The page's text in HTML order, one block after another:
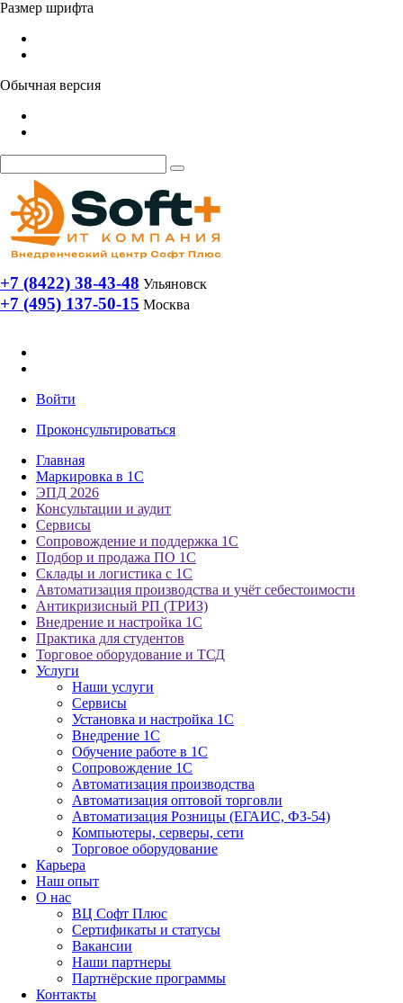
Размер шрифта
Обычная версия
+7 (8422) 38-43-48 Ульяновск
+7 (495) 137-50-15 Москва
Войти
Проконсультироваться
Главная
Маркировка в 1С
ЭПД 2026
Консультации и аудит
Сервисы
Сопровождение и поддержка 1С
Подбор и продажа ПО 1С
Склады и логистика с 1С
Автоматизация производства и учёт себестоимости
Антикризисный РП (ТРИЗ)
Внедрение и настройка 1С
Практика для студентов
Торговое оборудование и ТСД
Услуги
Наши услуги
Сервисы
Установка и настройка 1С
Внедрение 1С
Обучение работе в 1С
Сопровождение 1С
Автоматизация производства
Автоматизация оптовой торговли
Автоматизация Розницы (ЕГАИС, ФЗ-54)
Компьютеры, серверы, сети
Торговое оборудование
Карьера
Наш опыт
О нас
ВЦ Софт Плюс
Сертификаты и статусы
Вакансии
Наши партнеры
Партнёрские программы
Контакты